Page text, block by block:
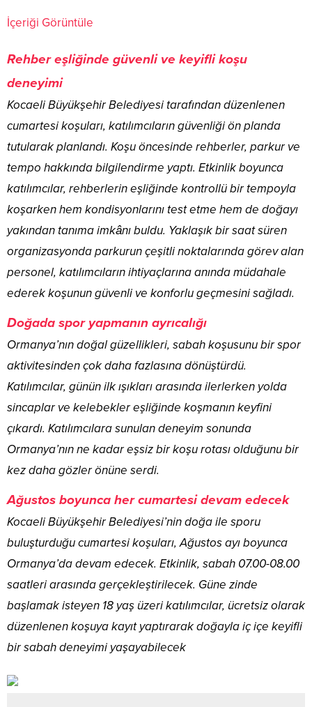
İçeriği Görüntüle
Rehber eşliğinde güvenli ve keyifli koşu
deneyimi
Kocaeli Büyükşehir Belediyesi tarafından düzenlenen
cumartesi koşuları, katılımcıların güvenliği ön planda
tutularak planlandı. Koşu öncesinde rehberler, parkur ve
tempo hakkında bilgilendirme yaptı. Etkinlik boyunca
katılımcılar, rehberlerin eşliğinde kontrollü bir tempoyla
koşarken hem kondisyonlarını test etme hem de doğayı
yakından tanıma imkânı buldu. Yaklaşık bir saat süren
organizasyonda parkurun çeşitli noktalarında görev alan
personel, katılımcıların ihtiyaçlarına anında müdahale
ederek koşunun güvenli ve konforlu geçmesini sağladı.
Doğada spor yapmanın ayrıcalığı
Ormanya’nın doğal güzellikleri, sabah koşusunu bir spor
aktivitesinden çok daha fazlasına dönüştürdü.
Katılımcılar, günün ilk ışıkları arasında ilerlerken yolda
sincaplar ve kelebekler eşliğinde koşmanın keyfini
çıkardı. Katılımcılara sunulan deneyim sonunda
Ormanya’nın ne kadar eşsiz bir koşu rotası olduğunu bir
kez daha gözler önüne serdi.
Ağustos boyunca her cumartesi devam edecek
Kocaeli Büyükşehir Belediyesi’nin doğa ile sporu
buluşturduğu cumartesi koşuları, Ağustos ayı boyunca
Ormanya’da devam edecek. Etkinlik, sabah 07.00-08.00
saatleri arasında gerçekleştirilecek. Güne zinde
başlamak isteyen 18 yaş üzeri katılımcılar, ücretsiz olarak
düzenlenen koşuya kayıt yaptırarak doğayla iç içe keyifli
bir sabah deneyimi yaşayabilecek